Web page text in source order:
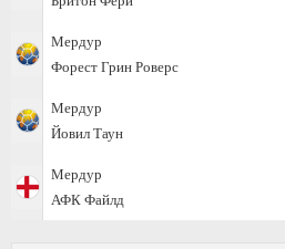
Мeрдур
Форест Грин Роверс
Мeрдур
Йовил Таун
Мeрдур
АФК Файлд